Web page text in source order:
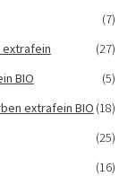
(7)
extrafein
(27)
BIO
(5)
extrafein BIO (18)
(25)
(16)